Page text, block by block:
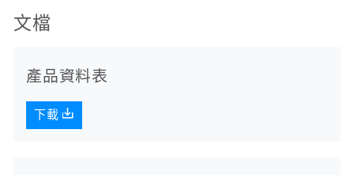
文檔
產品資料表
下載